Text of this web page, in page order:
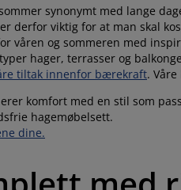
synonymt med lange
derfor viktig for at man skal
våren og sommeren med
hager, terrasser og
tiltak innenfor bærekraft.
komfort med en stil som
hagemøbelsett.
dine.